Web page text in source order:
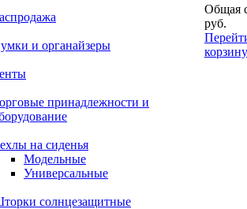
и органайзеры
принадлежности и
на сиденья
Модельные
Универсальные
солнцезащитные
Общая
руб.
корзину